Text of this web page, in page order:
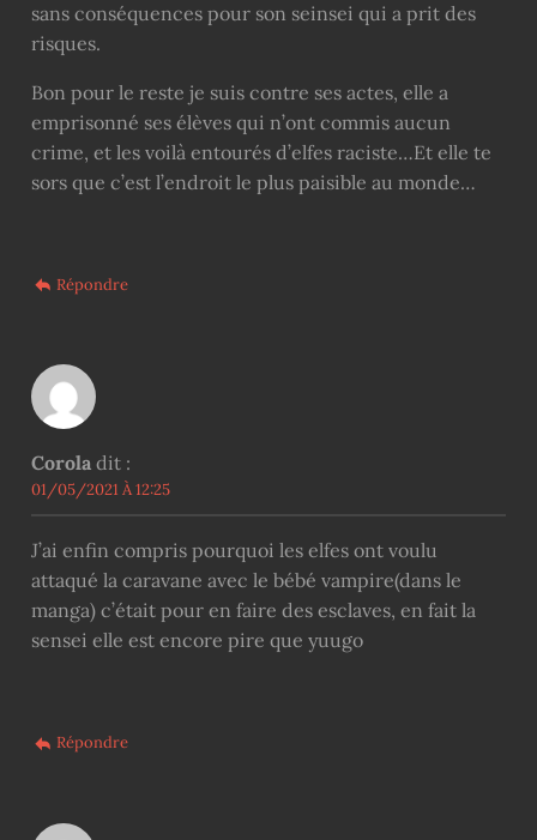
sans conséquences pour son seinsei qui a prit des
risques.
Bon pour le reste je suis contre ses actes, elle a
emprisonné ses élèves qui n’ont commis aucun
crime, et les voilà entourés d’elfes raciste…Et elle te
sors que c’est l’endroit le plus paisible au monde…
Répondre
Corola dit :
01/05/2021 À 12:25
J’ai enfin compris pourquoi les elfes ont voulu
attaqué la caravane avec le bébé vampire(dans le
manga) c’était pour en faire des esclaves, en fait la
sensei elle est encore pire que yuugo
Répondre